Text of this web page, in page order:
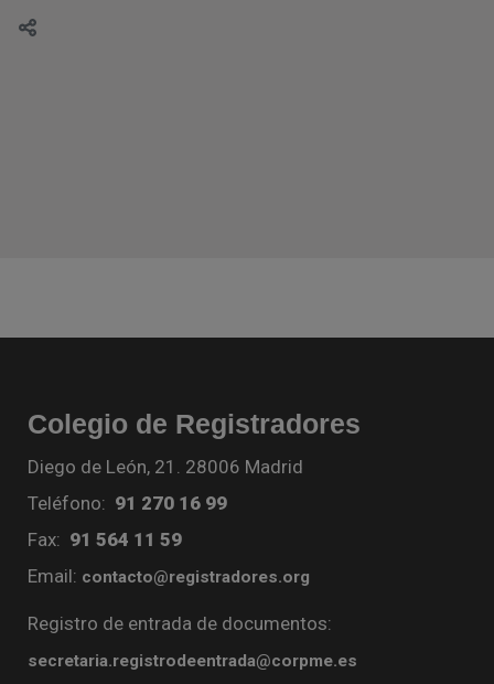
Colegio de Registradores
Diego de León, 21. 28006 Madrid
Teléfono: 91 270 16 99
Fax: 91 564 11 59
Email: contacto@registradores.org
Registro de entrada de documentos:
secretaria.registrodeentrada@corpme.es